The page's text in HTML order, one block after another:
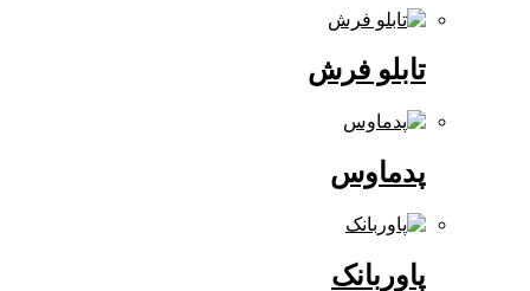
تابلو فرش